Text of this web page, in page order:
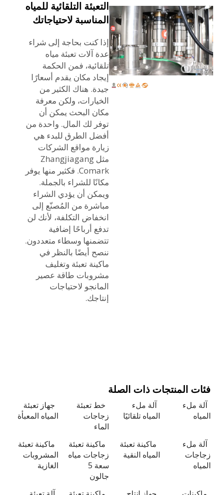
التعبئة التلقائية للمياه
المناسبة لاحتياجاتك
إذا كنت بحاجة إلى شراء
عدة آلات تعبئة مياه
تلقائية، فمن الحكمة
إيجاد مكان يقدم أسعارًا
جيدة. هناك الكثير من
الخيارات، ولكن معرفة
مكان البحث يمكن أن
توفر لك المال. واحدة من
أفضل الطرق للبدء هي
زيارة مواقع الشركات
مثل Zhangjiagang
Comark. فكثير منها يوفر
مكانًا للشراء بالجملة.
ويمكن أن يؤدي الشراء
مباشرة من المُصنّع إلى
انخفاض التكلفة، لأنك لن
تدفع أرباحًا إضافية
تتضمنها وسطاء متعددون.
ننصح أيضًا بالنظر في
ماكينة تعبئة وتغليف
مشروبات طاقة عصير
المانجولاحتياجات
إنتاجك.
المنتجات ذات الصلة
ملء
آلة ملء
المياه تلقائيًا
خط تعبئة
زجاجات
جهاز تعبئة
المياه المعبأة
ملء
ماكينة تعبئة
المياه النقية
ماكينة تعبئة
زجاجات مياه
ماكينة تعبئة
المشروبات